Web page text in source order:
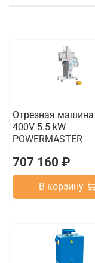
Отрезная машина
400V 5.5 kW
POWERMASTER
707 160 ₽
В корзину